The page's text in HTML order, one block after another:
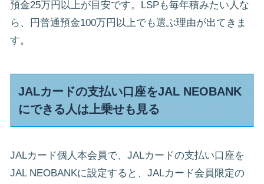
預金25万円以上が目安です。LSPも毎年積みたい人な
ら、円普通預金100万円以上でも選ぶ理由が出てきま
す。
JALカードの支払い口座をJAL NEOBANK
にできる人は上乗せも見る
JALカード個人本会員で、JALカードの支払い口座を
JAL NEOBANKに設定すると、JALカード会員限定の